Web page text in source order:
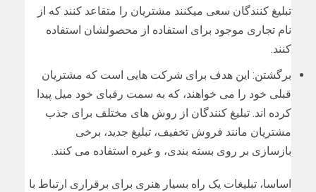
تبلیغ کنندگان سعی میکنند مشتریان را متقاعد کنند که از
نام تجاری موجود برای استفاده از محصولشان استفاده
کنند.
برگشتن: این هدف برای شرکت هایی است که مشتریان
قبلی خود را می خواهند، که به سمت رقبای خود میل پیدا
کرده اند. تبلیغ کنندگان از روش های مختلف برای جذب
مشتریان مانند فروش تخفیف، تبلیغ جدید، برخی
بازسازی بر روی بسته بندی، و غیره استفاده می کنند.
اساسا، تبلیغات یک راه بسیار هنری برای برقراری ارتباط با